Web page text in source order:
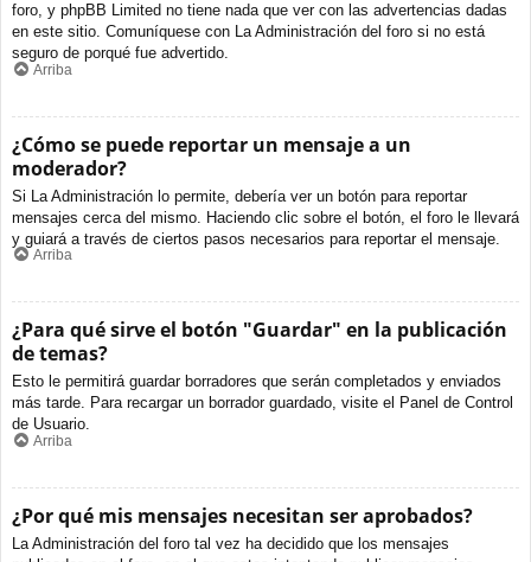
foro, y phpBB Limited no tiene nada que ver con las advertencias dadas
en este sitio. Comuníquese con La Administración del foro si no está
seguro de porqué fue advertido.
Arriba
¿Cómo se puede reportar un mensaje a un
moderador?
Si La Administración lo permite, debería ver un botón para reportar
mensajes cerca del mismo. Haciendo clic sobre el botón, el foro le llevará
y guiará a través de ciertos pasos necesarios para reportar el mensaje.
Arriba
¿Para qué sirve el botón "Guardar" en la publicación
de temas?
Esto le permitirá guardar borradores que serán completados y enviados
más tarde. Para recargar un borrador guardado, visite el Panel de Control
de Usuario.
Arriba
¿Por qué mis mensajes necesitan ser aprobados?
La Administración del foro tal vez ha decidido que los mensajes